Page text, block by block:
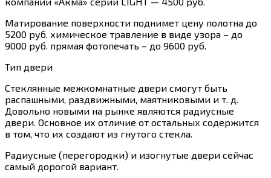
Матирование поверхности поднимет цену полотна до
5200 руб. химическое травление в виде узора – до
9000 руб. прямая фотопечать – до 9600 руб.
Тип двери
Стеклянные межкомнатные двери смогут быть
распашными, раздвижными, маятниковыми и т. д.
Довольно новыми на рынке являются радиусные
двери. Основное их отличие от остальных содержится
в том, что их создают из гнутого стекла.
Радиусные (перегородки) и изогнутые двери сейчас
самый дорогой вариант.